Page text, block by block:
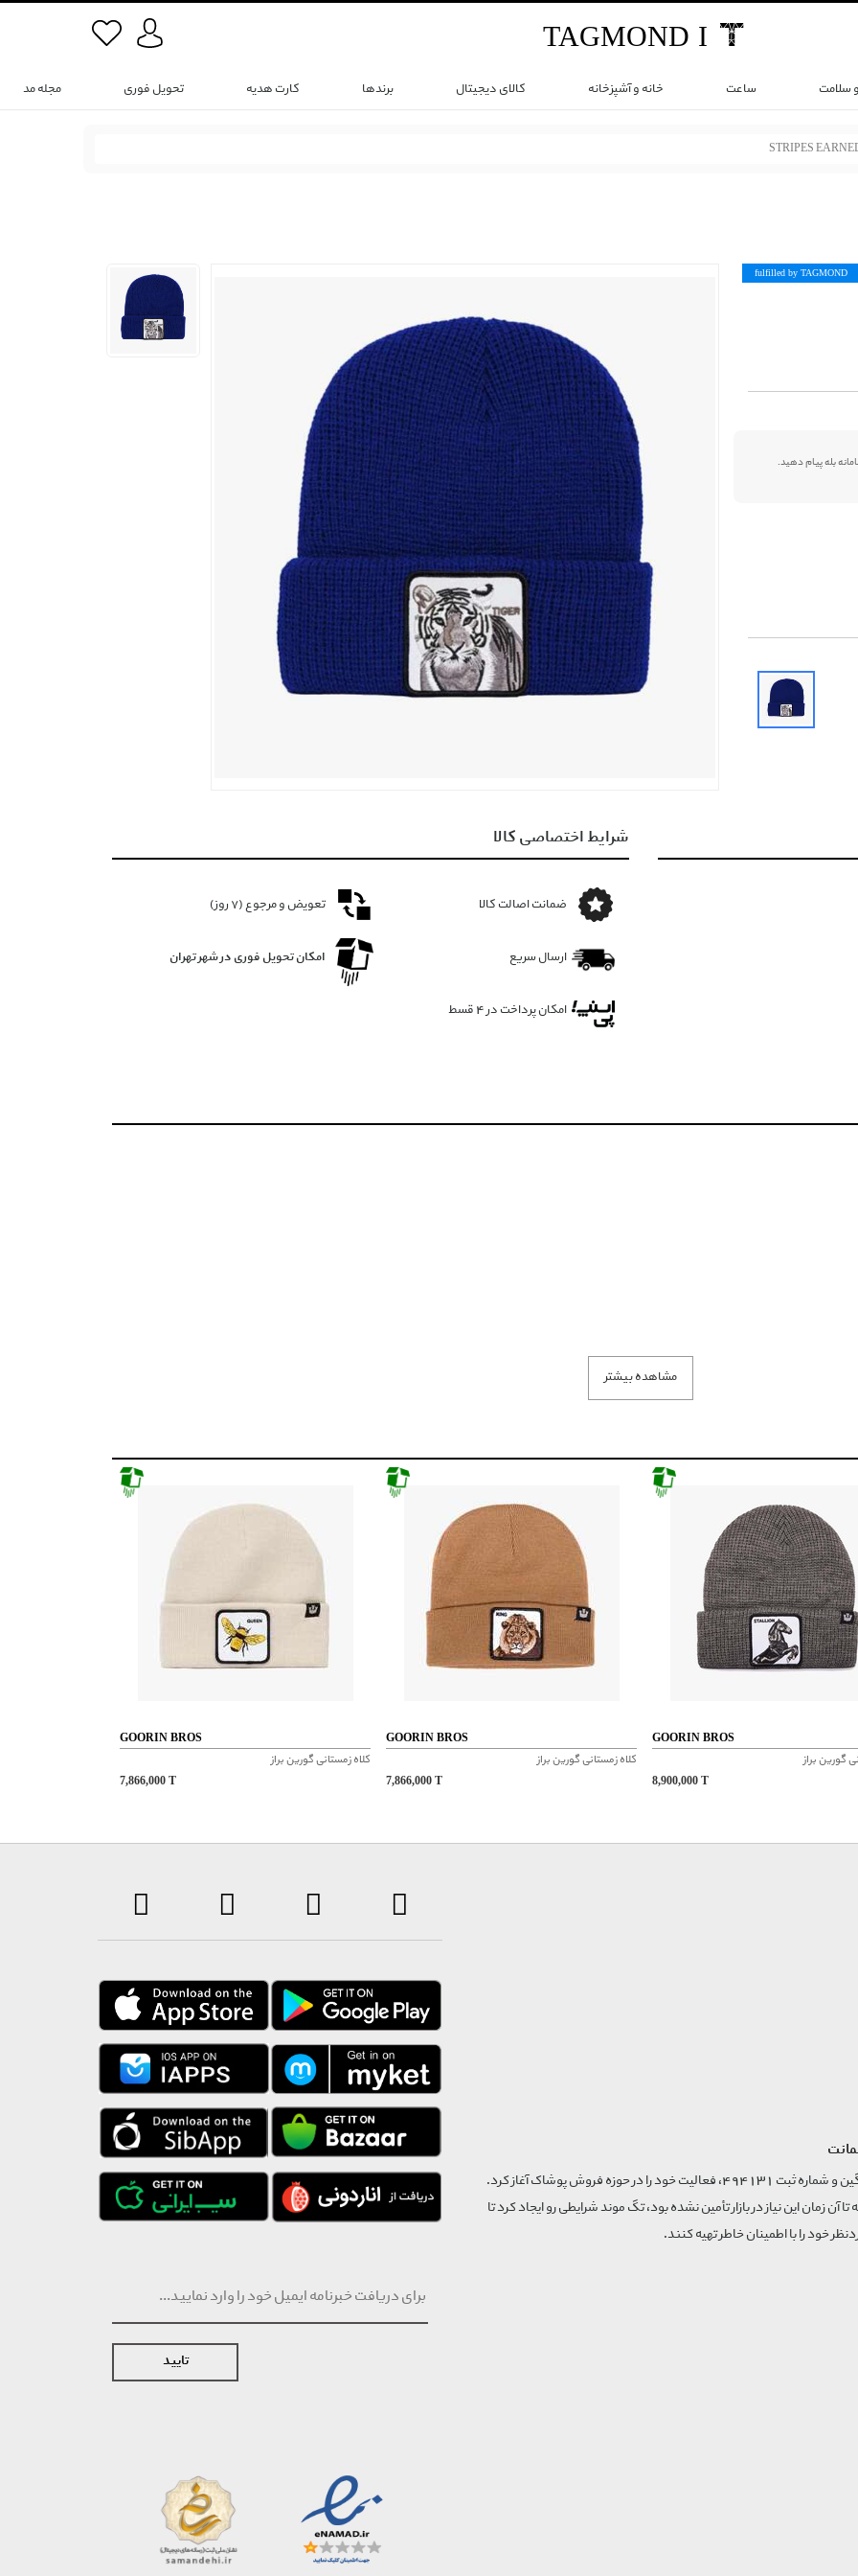
TAGMOND I
سلامت ساعت خانه و آشپزخانه کالای دیجیتال برندها کارت هدیه تحویل فوری مجله مد
STRIPES
fulfilled by TAGMOND
شرایط اختصاصی کالا
ضمانت اصالت کالا تعویض و مرجوع (۷ روز)
ارسال سریع امکان تحویل فوری در شهر تهران
امکان پرداخت در 4 قسط
مشاهده بیشتر
GOORIN BROS
کلاه زمستانی گورین براز
7,866,000 T
GOORIN BROS
کلاه زمستانی گورین براز
7,866,000 T
GOORIN BROS
گورین براز
8,900,000 T
تایید
فروشگاه تگ موند از سال 1395 با نام ثبتی گسترش و نوآوری تگین و شماره ثبت 494131، فعالیت خود را در حوزه فروش پوشاک آغاز کرد.
تا آن زمان این نیاز در بازار تأمین نشده بود، تگ موند شرایطی رو ایجاد کرد تا
خود را با اطمینان خاطر تهیه کنند.